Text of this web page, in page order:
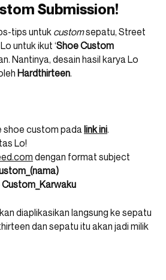
Submission!
tips untuk customsepatu, Street
untuk ikut ‘Shoe Custom
Nantinya, desain hasil karya Lo
Hardthirteen.
shoe custom pada link ini.
Lo!
dengan format subject
Custom_Karwaku
diaplikasikan langsung ke sepatu
dan sepatu itu akan jadi milik